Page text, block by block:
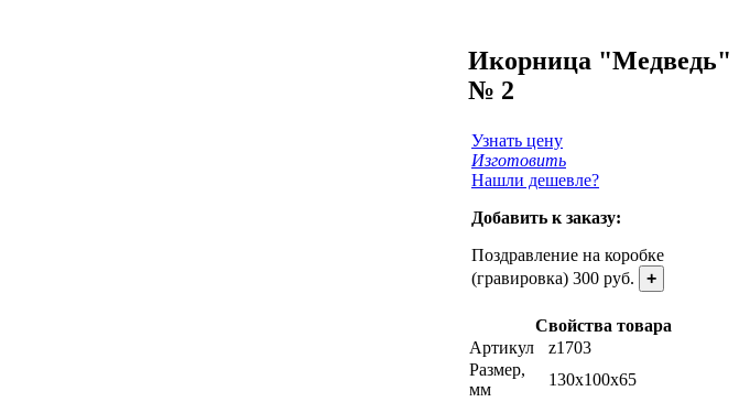
Икорница "Медведь"
№ 2
Узнать цену
Изготовить
Нашли дешевле?
Добавить к заказу:
Поздравление на коробке
(гравировка) 300 руб.
+
Свойства товара
Артикул
z1703
Размер,
мм
130х100х65